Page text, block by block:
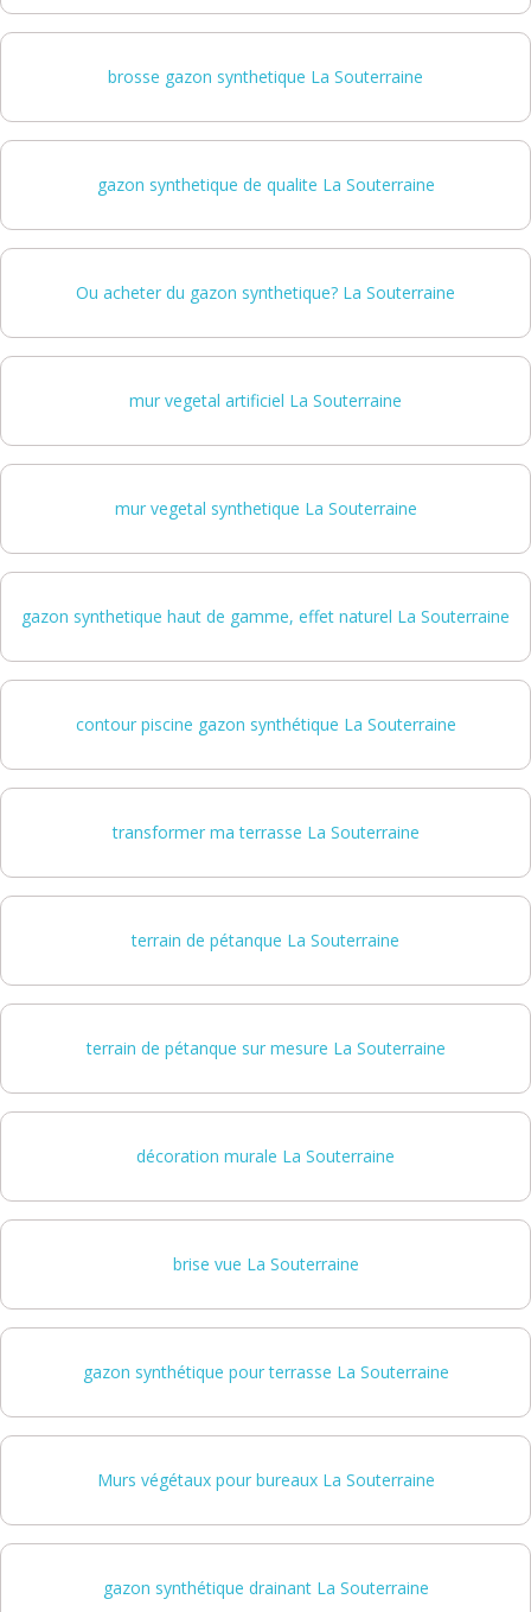
brosse gazon synthetique La Souterraine
gazon synthetique de qualite La Souterraine
Ou acheter du gazon synthetique? La Souterraine
mur vegetal artificiel La Souterraine
mur vegetal synthetique La Souterraine
gazon synthetique haut de gamme, effet naturel La Souterraine
contour piscine gazon synthétique La Souterraine
transformer ma terrasse La Souterraine
terrain de pétanque La Souterraine
terrain de pétanque sur mesure La Souterraine
décoration murale La Souterraine
brise vue La Souterraine
gazon synthétique pour terrasse La Souterraine
Murs végétaux pour bureaux La Souterraine
gazon synthétique drainant La Souterraine